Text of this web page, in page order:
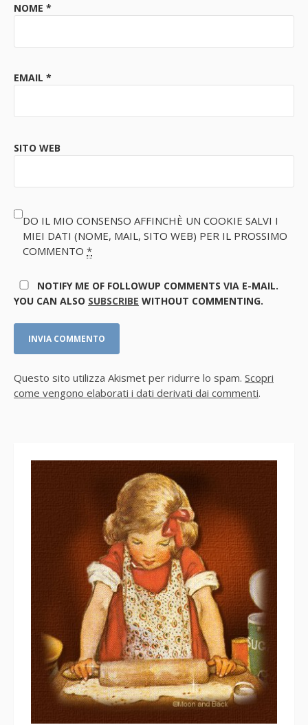
NOME *
EMAIL *
SITO WEB
DO IL MIO CONSENSO AFFINCHÈ UN COOKIE SALVI I
MIEI DATI (NOME, MAIL, SITO WEB) PER IL PROSSIMO
COMMENTO *
NOTIFY ME OF FOLLOWUP COMMENTS VIA E-MAIL.
YOU CAN ALSO SUBSCRIBE WITHOUT COMMENTING.
Questo sito utilizza Akismet per ridurre lo spam. Scopri
come vengono elaborati i dati derivati dai commenti.